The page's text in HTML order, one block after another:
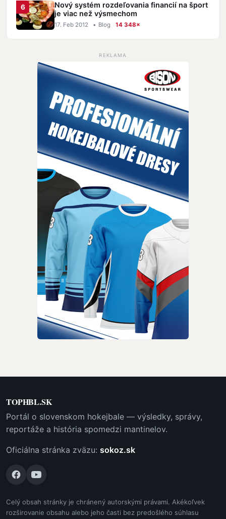
Nový systém rozdeľovania financií na šport
je viac než výsmechom
17. Feb 2012 • Blog 14 348×
REKLAMA
TOPHBL.SK
Portál o slovenskom hokejbale — výsledky, správy,
reportáže a história spomedzi mantinelov.
Oficiálna stránka zväzu: sokoz.sk
Celý obsah stránky je chránený autorskými právami. Akékoľvek
rozširovanie obsahu alebo jeho časti bez predošlého súhlasu